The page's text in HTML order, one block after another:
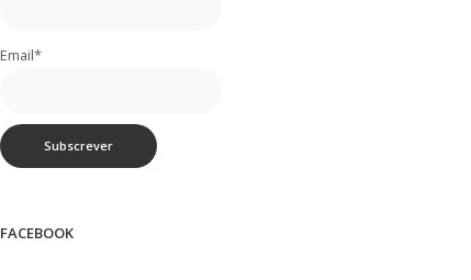
Email*
FACEBOOK